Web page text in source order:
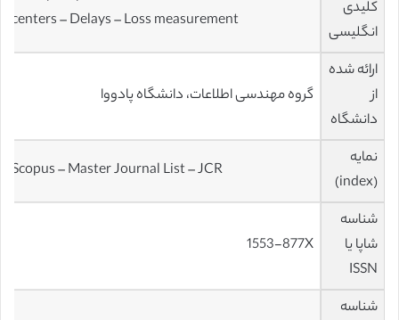
کلیدی
انگلیسی
centers – Delays – Loss measurement
ارائه شده
از
دانشگاه
گروه مهندسی اطلاعات، دانشگاه پادووا
نمایه
(index)
Scopus – Master Journal List – JCR
شناسه
شاپا یا
ISSN
1553-877X
شناسه